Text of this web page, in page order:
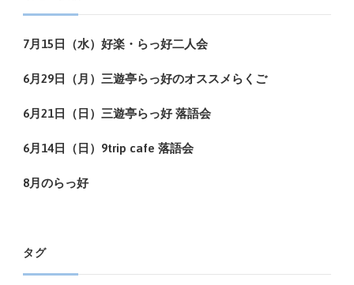
7月15日（水）好楽・らっ好二人会
6月29日（月）三遊亭らっ好のオススメらくご
6月21日（日）三遊亭らっ好 落語会
6月14日（日）9trip cafe 落語会
8月のらっ好
タグ